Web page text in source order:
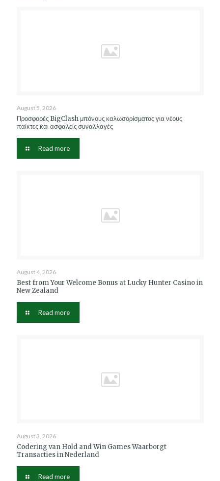
August 5, 2026
Προσφορές BigClash μπόνους καλωσορίσματος για νέους
παίκτες και ασφαλείς συναλλαγές
Read more
August 4, 2026
Best from Your Welcome Bonus at Lucky Hunter Casino in
New Zealand
Read more
August 3, 2026
Codering van Hold and Win Games Waarborgt
Transacties in Nederland
Read more